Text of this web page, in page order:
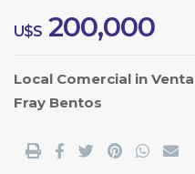
U$S 200,000
Local Comercial in Venta
Fray Bentos